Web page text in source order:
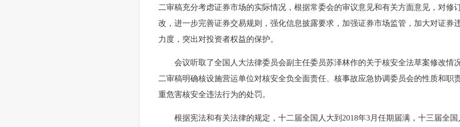
二审稿充分考虑证券市场的实际情况，根据常委会的审议意见和有关方面意见，对修
改，进一步完善证券交易规则，强化信息披露要求，加强证券市场监管，加大对证券
力度，突出对投资者权益的保护。
会议听取了全国人大法律委员会副主任委员苏泽林作的关于核安全法草案修改情
二审稿明确核设施营运单位对核安全负全面责任、核事故应急协调委员会的性质和职
重危害核安全违法行为的处罚。
根据宪法和有关法律的规定，十二届全国人大到2018年3月任期届满，十三届全国